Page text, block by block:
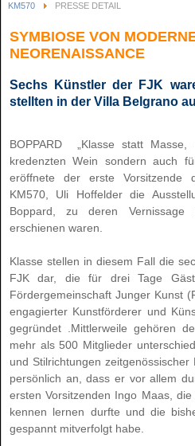
KM570 PRESSE DETAIL
SYMBIOSE VON
NEORENAISSANCE
Sechs Künstler der FJK
stellten in der Villa Belgrano
BOPPARD
„Klasse statt
kredenzten Wein sondern auch
eröffnete der erste Vorsitzende
KM570, Uli Hoffelder die
Boppard, zu deren Vernissage
erschienen waren.
Klasse stellen in diesem Fall die
FJK dar, die für drei Tage
Fördergemeinschaft Junger Kunst
engagierter Kunstförderer und
gegründet .Mittlerweile gehören
mehr als 500 Mitglieder
und Stilrichtungen
persönlich an, dass er vor allem
ersten Vorsitzenden Ingo Maas,
kennen lernen durfte und die
gespannt mitverfolgt habe.